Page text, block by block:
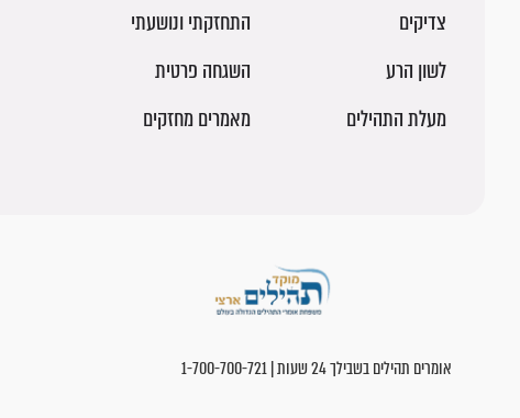
צדיקים
לשון הרע
מעלת התהילים
התחזקתי ונושעתי
השגחה פרטית
מאמרים מחזקים
אומרים תהילים בשבילך 24 שעות | 1-700-700-721